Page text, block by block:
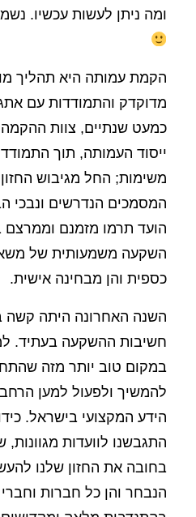
ומה ניתן לעשות עכשיו.
הקמת עמותה היא תהליך
מדוקדק והתמודדות עם
כמעט שנתיים, צוות
ייסוד העמותה, תוך
משימות; החל מגיבוש
המסמכים הנדרשים ונבכי
הועד תרמו מזמנם
השקעה משמעותית של
כספית והן מבחינה אישית.
השנה האחרונה היתה קשה
חשיבות ההשקעה בעתיד.
במקום טוב יותר מזה
להמשיך ולפעול למען
הידע המקצועי בישראל.
התגבשנו לוועדות
בחובה את החזון שלנו
הנבחר והן כל חברות וחברי